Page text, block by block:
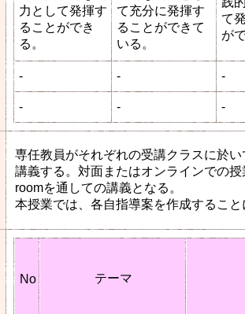
力として発揮す
ることができ
る。
て充分に発揮す
ることができて
いる。
て
が
- - -
- - -
専任教員がそれぞれの受講クラスに於
講義する。対面またはオンラインでの
roomを通しての講義となる。
本授業では、各自指導案を作成すること
No テーマ